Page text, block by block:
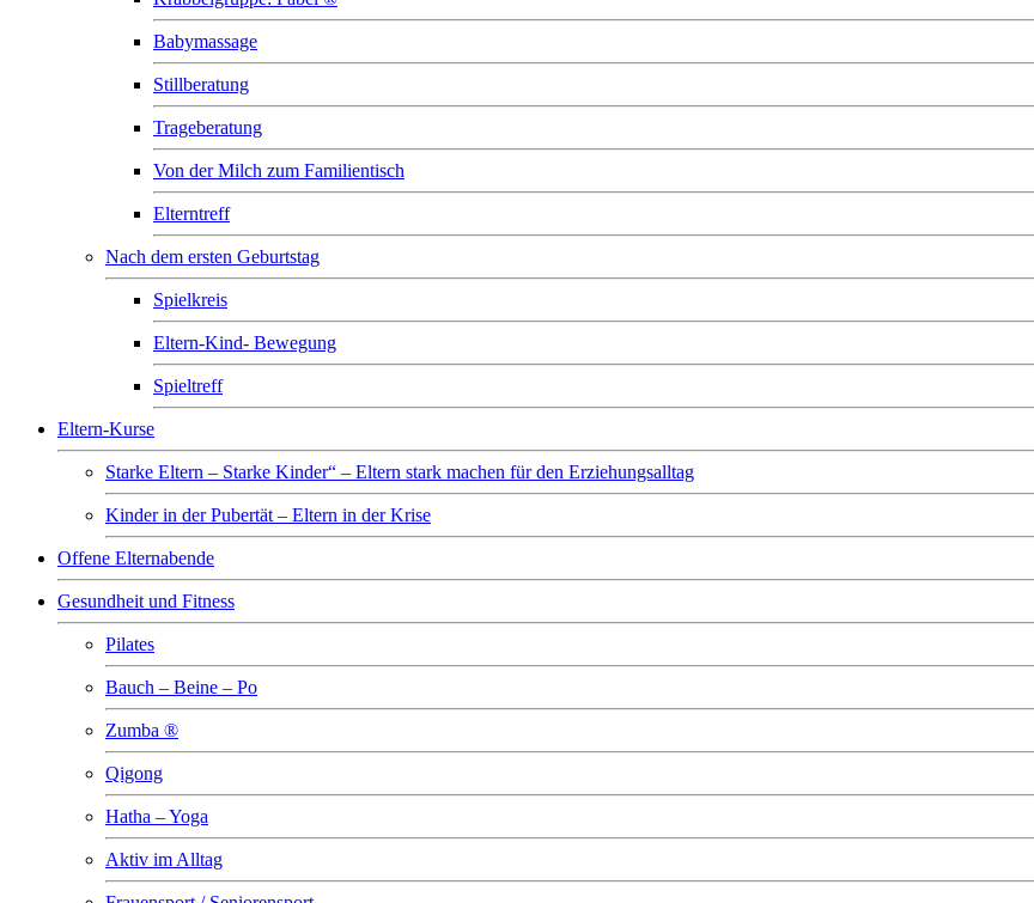
Babymassage
Stillberatung
Trageberatung
Von der Milch zum Familientisch
Elterntreff
Nach dem ersten Geburtstag
Spielkreis
Eltern-Kind- Bewegung
Spieltreff
Eltern-Kurse
Starke Eltern – Starke Kinder“ – Eltern stark machen für den Erziehungsalltag
Kinder in der Pubertät – Eltern in der Krise
Offene Elternabende
Gesundheit und Fitness
Pilates
Bauch – Beine – Po
Zumba ®
Qigong
Hatha – Yoga
Aktiv im Alltag